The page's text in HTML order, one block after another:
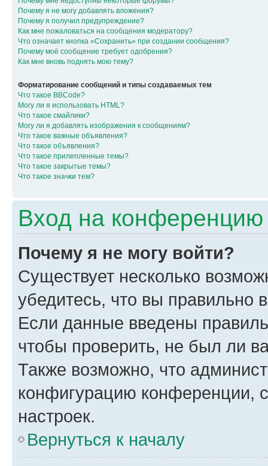
Почему я не могу добавлять вложения?
Почему я получил предупреждение?
Как мне пожаловаться на сообщения модератору?
Что означает кнопка «Сохранить» при создании сообщения?
Почему моё сообщение требует одобрения?
Как мне вновь поднять мою тему?
Форматирование сообщений и типы создаваемых тем
Что такое BBCode?
Могу ли я использовать HTML?
Что такое смайлики?
Могу ли я добавлять изображения к сообщениям?
Что такое важные объявления?
Что такое объявления?
Что такое прилепленные темы?
Что такое закрытые темы?
Что такое значки тем?
Вход на конференцию
Почему я не могу войти?
Существует несколько
убедитесь, что вы правильно
Если данные введены
чтобы проверить, не был ли
Также возможно, что
конфигурацию конференции,
настроек.
Вернуться к началу